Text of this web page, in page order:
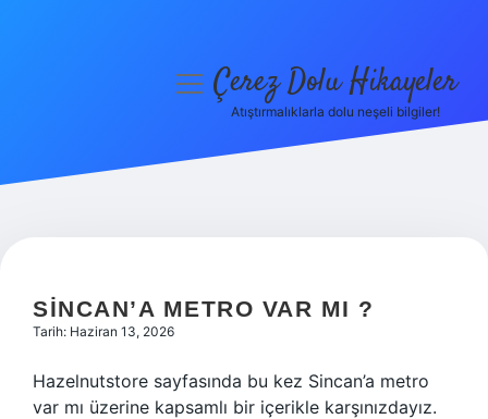
Hakkımızda
menüyüÇerez Dolu Hikayeler
Atıştırmalıklarla dolu neşeli bilgiler!
SINCAN’A METRO VAR MI ?
Tarih: Haziran 13, 2026
Hazelnutstore sayfasında bu kez Sincan’a metro
var mı üzerine kapsamlı bir içerikle karşınızdayız.